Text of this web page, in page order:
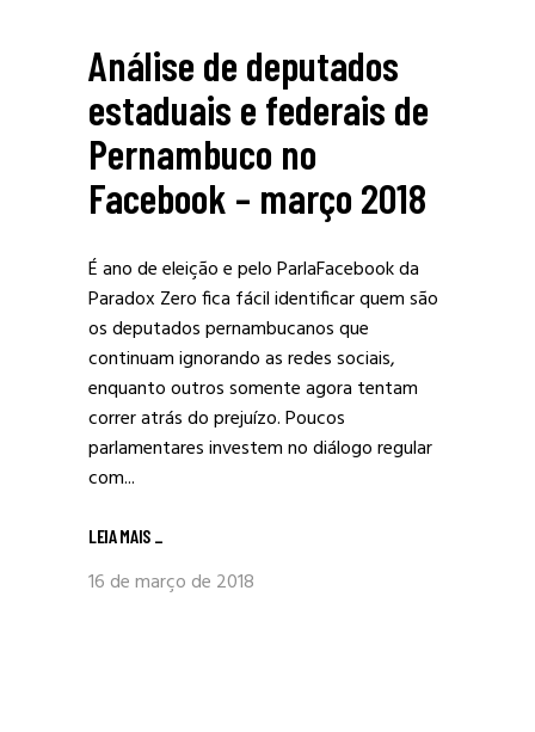
Análise de deputados
estaduais e federais de
Pernambuco no
Facebook – março 2018
É ano de eleição e pelo ParlaFacebook da
Paradox Zero fica fácil identificar quem são
os deputados pernambucanos que
continuam ignorando as redes sociais,
enquanto outros somente agora tentam
correr atrás do prejuízo. Poucos
parlamentares investem no diálogo regular
com...
LEIA MAIS _
16 de março de 2018